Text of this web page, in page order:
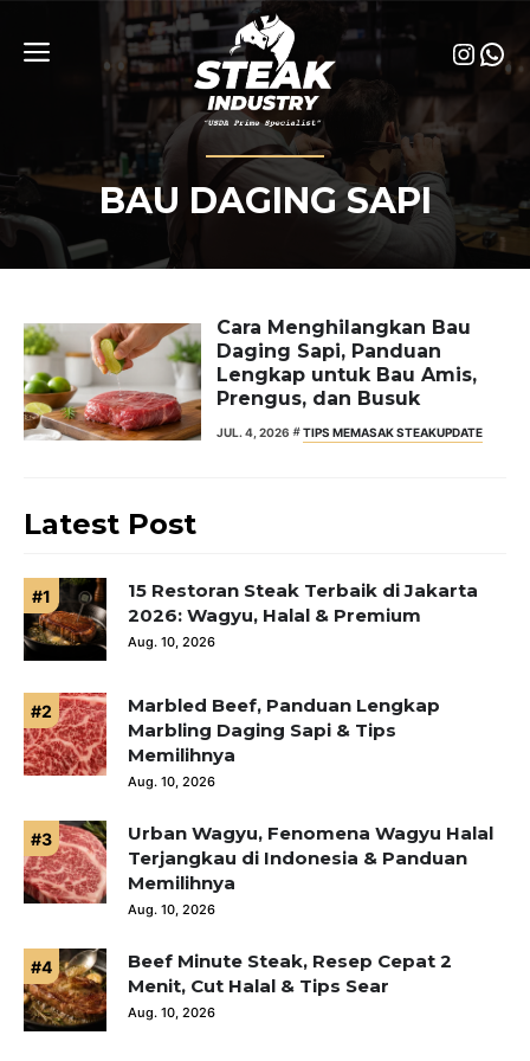
BAU DAGING SAPI
Cara Menghilangkan Bau
Daging Sapi, Panduan
Lengkap untuk Bau Amis,
Prengus, dan Busuk
JUL. 4, 2026 TIPS MEMASAK STEAKUPDATE
Latest Post
15 Restoran Steak Terbaik di Jakarta
2026: Wagyu, Halal & Premium
Aug. 10, 2026
Marbled Beef, Panduan Lengkap
Marbling Daging Sapi & Tips
Memilihnya
Aug. 10, 2026
Urban Wagyu, Fenomena Wagyu Halal
Terjangkau di Indonesia & Panduan
Memilihnya
Aug. 10, 2026
Beef Minute Steak, Resep Cepat 2
Menit, Cut Halal & Tips Sear
Aug. 10, 2026